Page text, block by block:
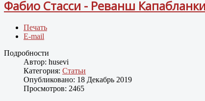
Фабио Стасси - Реванш
Печать
E-mail
Подробности
Автор: husevi
Категория: Статьи
Опубликовано: 18 Декабрь 2019
Просмотров: 2465